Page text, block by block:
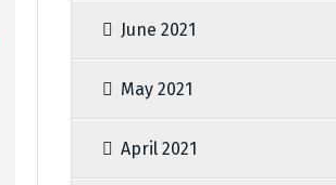
June 2021
May 2021
April 2021